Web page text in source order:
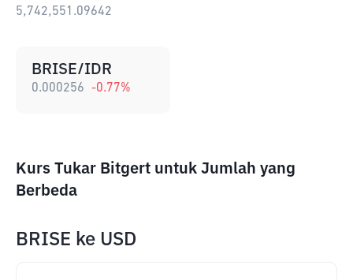
5,742,551.09642
BRISE/IDR
0.000256 -0.77%
Kurs Tukar Bitgert untuk Jumlah yang
Berbeda
BRISE ke USD